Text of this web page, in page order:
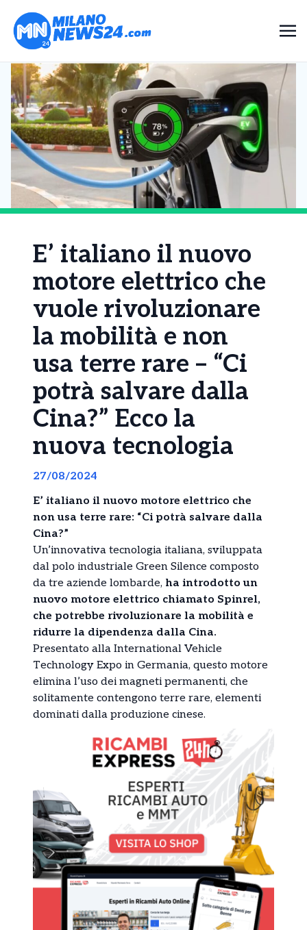
E’ italiano il nuovo
motore elettrico che
vuole rivoluzionare
la mobilità e non
usa terre rare – “Ci
potrà salvare dalla
Cina?” Ecco la
nuova tecnologia
27/08/2024
E’ italiano il nuovo motore elettrico che
non usa terre rare: “Ci potrà salvare dalla
Cina?”
Un’innovativa tecnologia italiana, sviluppata
dal polo industriale Green Silence composto
da tre aziende lombarde, ha introdotto un
nuovo motore elettrico chiamato Spinrel,
che potrebbe rivoluzionare la mobilità e
ridurre la dipendenza dalla Cina.
Presentato alla International Vehicle
Technology Expo in Germania, questo motore
elimina l’uso dei magneti permanenti, che
solitamente contengono terre rare, elementi
dominati dalla produzione cinese.